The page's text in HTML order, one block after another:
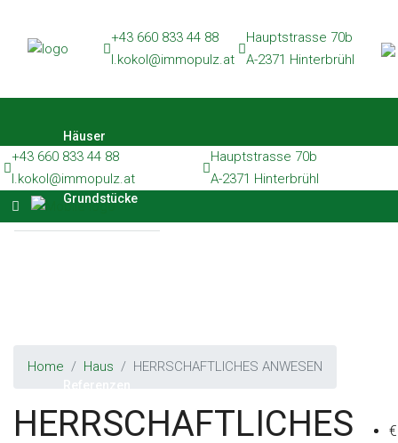
Grundstücke
Wohnungen
Gewerbe
Referenzen
+43 660 833 44 88
l.kokol@immopulz.at
Hauptstrasse 70b
A-2371 Hinterbrühl
Häuser
Grundstücke
+43 660 833 44 88
l.kokol@immopulz.at
Hauptstrasse 70b
A-2371 Hinterbrühl
Home Haus HERRSCHAFTLICHES ANWESEN
HERRSCHAFTLICHES
€